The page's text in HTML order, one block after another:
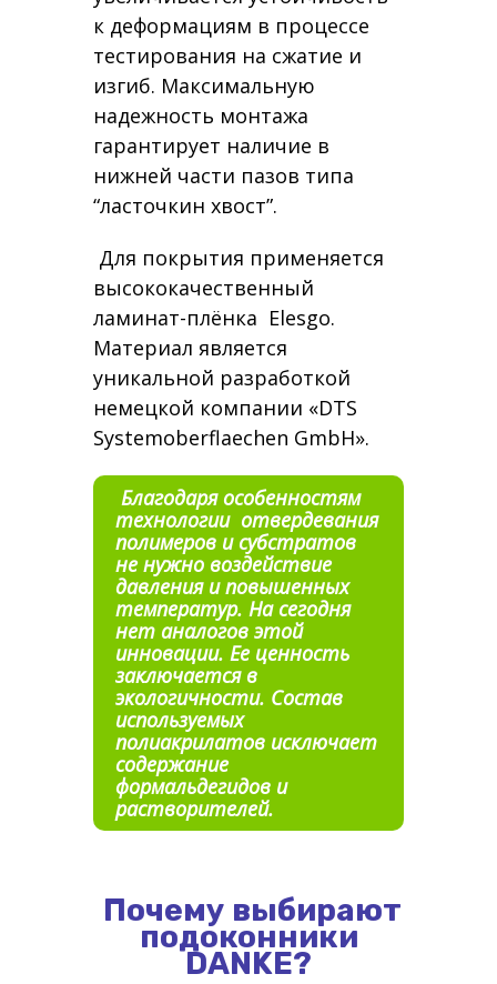
к деформациям в процессе
тестирования на сжатие и
изгиб. Максимальную
надежность монтажа
гарантирует наличие в
нижней части пазов типа
“ласточкин хвост”.
Для покрытия применяется
высококачественный
ламинат-плёнка Elesgo.
Материал является
уникальной разработкой
немецкой компании «DTS
Systemoberflaechen GmbH».
Благодаря особенностям
технологии отвердевания
полимеров и субстратов
не нужно воздействие
давления и повышенных
температур. На сегодня
нет аналогов этой
инновации. Ее ценность
заключается в
экологичности. Состав
используемых
полиакрилатов исключает
содержание
формальдегидов и
растворителей.
Почему выбирают
подоконники
DANKE?